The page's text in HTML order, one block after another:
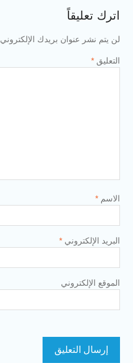
اترك تعليقاً
لن يتم نشر عنوان بريدك الإلكتروني.
التعليق *
الاسم *
البريد الإلكتروني *
الموقع الإلكتروني